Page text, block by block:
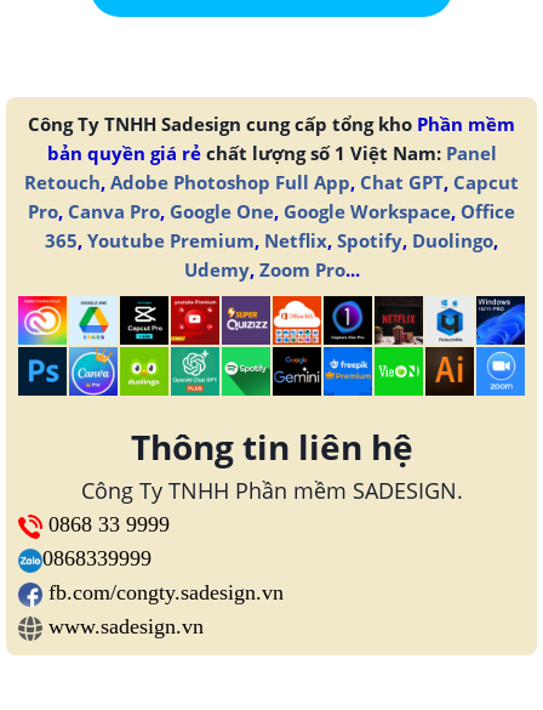
Công Ty TNHH Sadesign cung cấp tổng kho Phần mềm
bản quyền giá rẻchất lượng số 1 Việt Nam: Panel
Retouch, Adobe Photoshop Full App, Chat GPT, Capcut
Pro, Canva Pro, Google One, Google Workspace, Office
365, Youtube Premium, Netflix, Spotify, Duolingo,
Udemy, Zoom Pro...
Thông tin liên hệ
Công Ty TNHH Phần mềm SADESIGN.
0868 33 9999
0868339999
fb.com/congty.sadesign.vn
www.sadesign.vn